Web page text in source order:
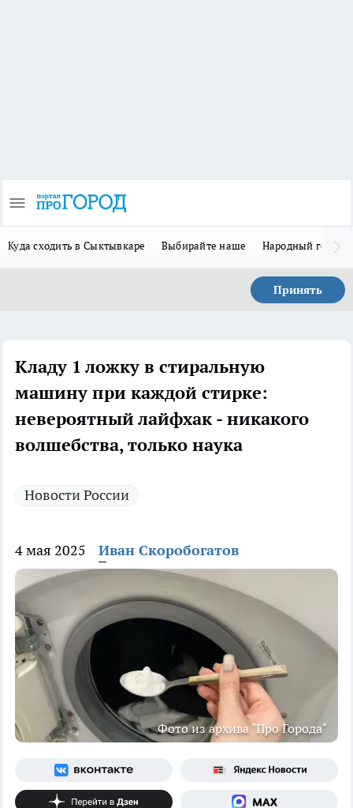
Куда сходить в Сыктывкаре Выбирайте наше Народный герой
Принять
Кладу 1 ложку в стиральную
машину при каждой стирке:
невероятный лайфхак - никакого
волшебства, только наука
Новости России
4 мая 2025 Иван Скоробогатов
Фото из архива "Про Города"